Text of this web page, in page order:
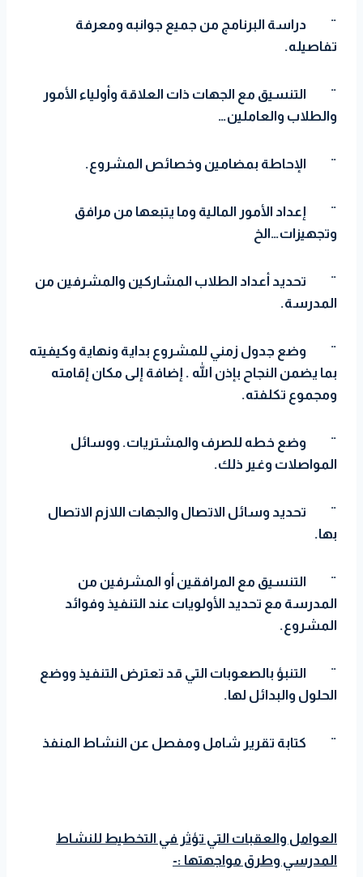
¨
دراسة البرنامج من جميع جوانبه ومعرفة
تفاصيله.
¨
التنسيق مع الجهات ذات العلاقة وأولياء الأمور
والطلاب والعاملين…
¨ الإحاطة بمضامين وخصائص المشروع.
¨
إعداد الأمور المالية وما يتبعها من مرافق
وتجهيزات…الخ
¨
تحديد أعداد الطلاب المشاركين والمشرفين من
المدرسة.
¨
وضع جدول زمني للمشروع بداية ونهاية وكيفيته
بما يضمن النجاح بإذن الله . إضافة إلى مكان إقامته
ومجموع تكلفته.
¨
وضع خطه للصرف والمشتريات. ووسائل
المواصلات وغير ذلك.
¨
تحديد وسائل الاتصال والجهات اللازم الاتصال
بها.
¨
التنسيق مع المرافقين أو المشرفين من
المدرسة مع تحديد الأولويات عند التنفيذ وفوائد
المشروع.
¨
التنبؤ بالصعوبات التي قد تعترض التنفيذ ووضع
الحلول والبدائل لها.
¨ كتابة تقرير شامل ومفصل عن النشاط المنفذ
العوامل والعقبات التي تؤثر في التخطيط للنشاط
المدرسي وطرق مواجهتها :-